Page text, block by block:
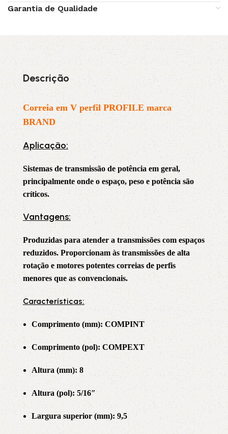
Garantia de Qualidade
Descrição
Correia em V perfil PROFILE marca
BRAND
Aplicação:
Sistemas de transmissão de potência em geral,
principalmente onde o espaço, peso e potência são
críticos.
Vantagens:
Produzidas para atender a transmissões com espaços
reduzidos. Proporcionam às transmissões de alta
rotação e motores potentes correias de perfis
menores que as convencionais.
Características:
Comprimento (mm): COMPINT
Comprimento (pol): COMPEXT
Altura (mm): 8
Altura (pol): 5/16″
Largura superior (mm): 9,5